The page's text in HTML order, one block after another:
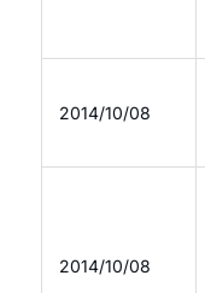
2014/10/08
2014/10/08